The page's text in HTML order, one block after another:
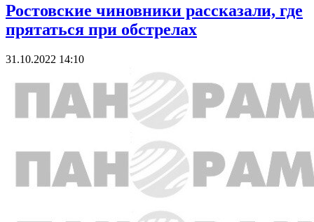
Ростовские чиновники рассказали, где
прятаться при обстрелах
31.10.2022 14:10